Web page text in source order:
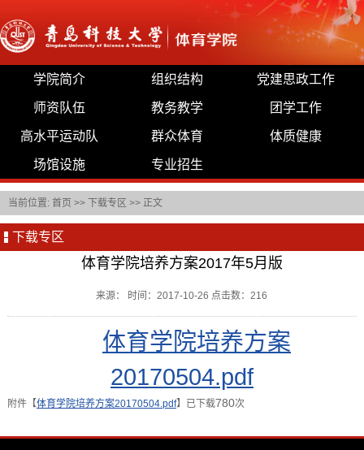
学院简介 组织结构 党建思政工作
师资队伍 教务教学 团学工作
高水平运动队 群众体育 体质健康
场馆设施 专业招生
当前位置: 首页 >> 下载专区 >> 正文
下载专区
体育学院培养方案2017年5月版
来源： 时间：2017-10-26 点击数：216
体育学院培养方案
20170504.pdf
附件【体育学院培养方案20170504.pdf】已下载780次